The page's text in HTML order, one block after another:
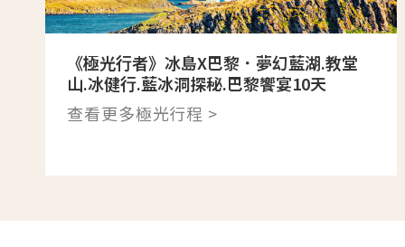
《極光行者》冰島X巴黎．夢幻藍湖.教堂
山.冰健行.藍冰洞探秘.巴黎饗宴10天
查看更多極光行程 >